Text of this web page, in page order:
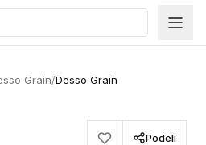
Grain/Desso Grain
Podeli